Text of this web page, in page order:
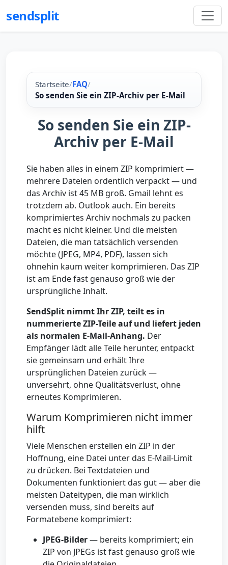
sendsplit
Startseite/FAQ/
So senden Sie ein ZIP-Archiv per E-Mail
So senden Sie ein ZIP-
Archiv per E-Mail
Sie haben alles in einem ZIP komprimiert —
mehrere Dateien ordentlich verpackt — und
das Archiv ist 45 MB groß. Gmail lehnt es
trotzdem ab. Outlook auch. Ein bereits
komprimiertes Archiv nochmals zu packen
macht es nicht kleiner. Und die meisten
Dateien, die man tatsächlich versenden
möchte (JPEG, MP4, PDF), lassen sich
ohnehin kaum weiter komprimieren. Das ZIP
ist am Ende fast genauso groß wie der
ursprüngliche Inhalt.
SendSplit nimmt Ihr ZIP, teilt es in
nummerierte ZIP-Teile auf und liefert jeden
als normalen E-Mail-Anhang. Der
Empfänger lädt alle Teile herunter, entpackt
sie gemeinsam und erhält Ihre
ursprünglichen Dateien zurück —
unversehrt, ohne Qualitätsverlust, ohne
erneutes Komprimieren.
Warum Komprimieren nicht immer
hilft
Viele Menschen erstellen ein ZIP in der
Hoffnung, eine Datei unter das E-Mail-Limit
zu drücken. Bei Textdateien und
Dokumenten funktioniert das gut — aber die
meisten Dateitypen, die man wirklich
versenden muss, sind bereits auf
Formatebene komprimiert:
JPEG-Bilder— bereits komprimiert; ein
ZIP von JPEGs ist fast genauso groß wie